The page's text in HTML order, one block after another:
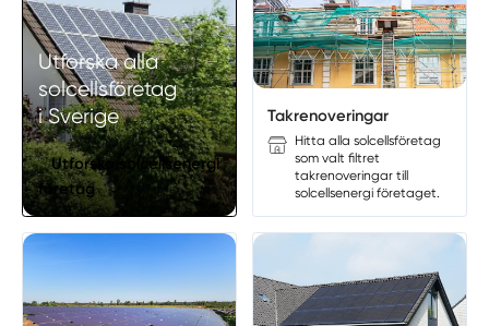
Utforska alla
solcellsföretag
i Sverige
Utforska solcellsenergi
företag
Takrenoveringar
Hitta alla solcellsföretag
som valt filtret
takrenoveringar till
solcellsenergi företaget.